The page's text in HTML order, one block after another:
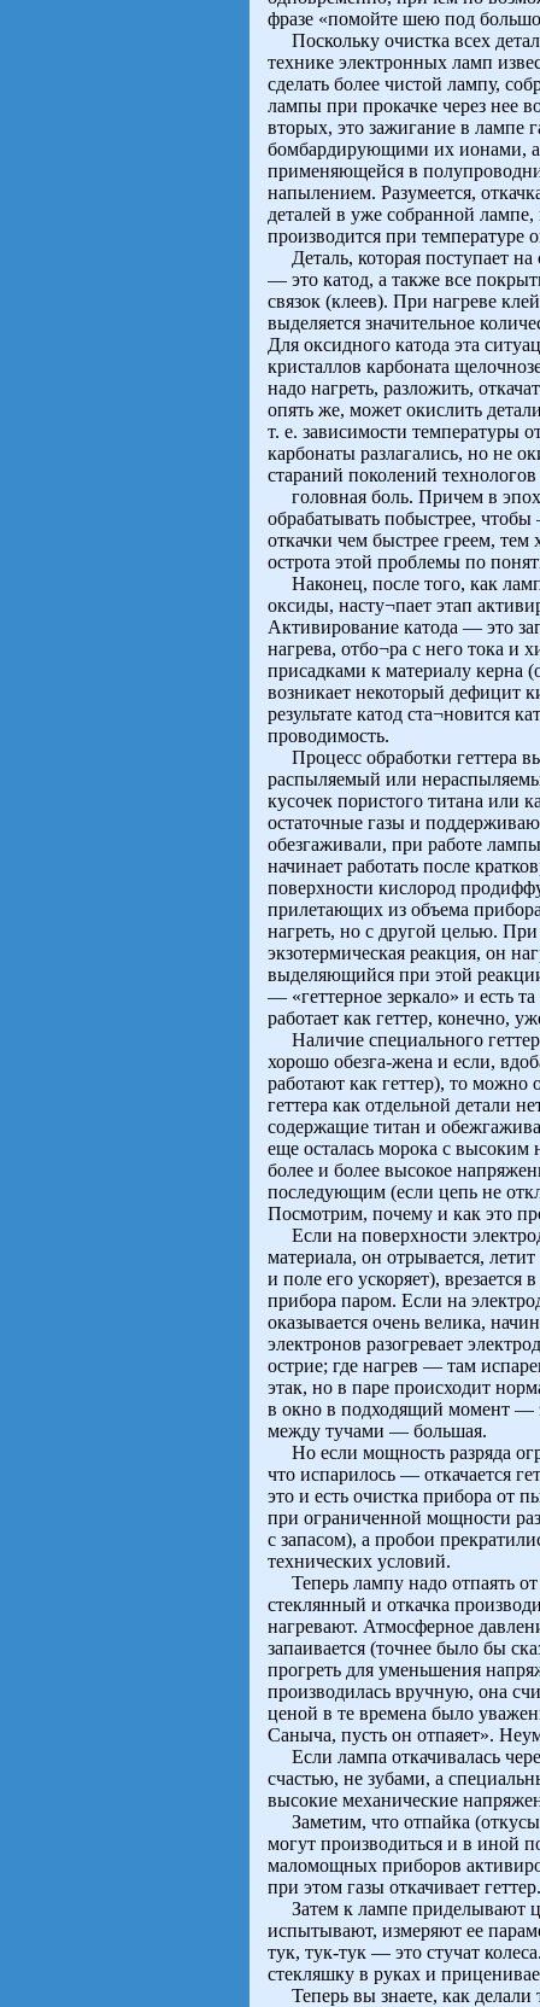
фразе «помойте шею под
Поскольку очистка всех
технике электронных ламп
сделать более чистой лампу,
лампы при прокачке через нее
вторых, это зажигание в лампе
бомбардирующими их ионами,
применяющейся в
напылением. Разумеется,
деталей в уже собранной
производится при температуре
Деталь, которая поступает
— это катод, а также все
связок (клеев). При нагреве
выделяется значительное
Для оксидного катода эта
кристаллов карбоната
надо нагреть, разложить,
опять же, может окислить
т. е. зависимости температуры
карбонаты разлагались, но не
стараний поколений
головная боль. Причем в
обрабатывать побыстрее,
откачки чем быстрее греем,
острота этой проблемы по
Наконец, после того, как
оксиды, насту¬пает этап
Активирование катода — это
нагрева, отбо¬ра с него тока и
присадками к материалу керна
возникает некоторый дефицит
результате катод ста¬новится
проводимость.
Процесс обработки геттера
распыляемый или
кусочек пористого титана или
остаточные газы и
обезгаживали, при работе
начинает работать после
поверхности кислород
прилетающих из объема
нагреть, но с другой целью. При
экзотермическая реакция, он
выделяющийся при этой
— «геттерное зеркало» и есть
работает как геттер, конечно,
Наличие специального
хорошо обезга-жена и если,
работают как геттер), то
геттера как отдельной детали
содержащие титан и
еще осталась морока с высоким
более и более высокое
последующим (если цепь не
Посмотрим, почему и как это
Если на поверхности
материала, он отрывается,
и поле его ускоряет), врезается
прибора паром. Если на
оказывается очень велика,
электронов разогревает
острие; где нагрев — там
этак, но в паре происходит
в окно в подходящий момент —
между тучами — большая.
Но если мощность разряда
что испарилось — откачается
это и есть очистка прибора от
при ограниченной мощности
с запасом), а пробои
технических условий.
Теперь лампу надо отпаять от
стеклянный и откачка
нагревают. Атмосферное
запаивается (точнее было бы
прогреть для уменьшения
производилась вручную, она
ценой в те времена было
Саныча, пусть он отпаяет».
Если лампа откачивалась
счастью, не зубами, а
высокие механические
Заметим, что отпайка
могут производиться и в иной
маломощных приборов
при этом газы откачивает геттер.
Затем к лампе приделывают
испытывают, измеряют ее
тук, тук-тук — это стучат
стекляшку в руках и
Теперь вы знаете, как делали